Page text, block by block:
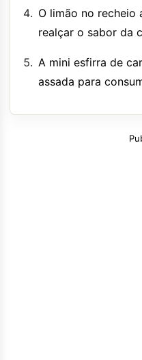
O limão no recheio
realçar o sabor da
A mini esfirra de
assada para